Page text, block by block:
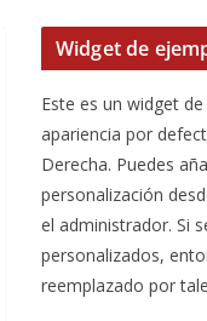
Widget de
Este es un widget
apariencia por
Derecha. Puedes
personalización
el administrador. Si
personalizados,
reemplazado por